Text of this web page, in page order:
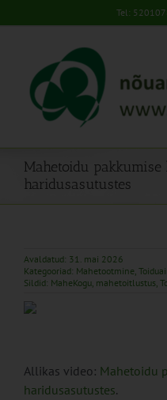
to
Tel:
Mahetoidu pakkumise
haridusasutustes
Avaldatud: 31. mai 2026
Kategooriad: Mahetootmine,
Sildid: MaheKogu, mahetoitlustus,
Allikas video: Mahetoidu
haridusasutustes.